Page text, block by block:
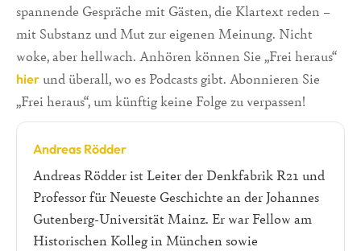
spannende Gespräche mit Gästen, die Klartext reden –
mit Substanz und Mut zur eigenen Meinung. Nicht
woke, aber hellwach. Anhören können Sie „Frei heraus“
hier und überall, wo es Podcasts gibt. Abonnieren Sie
„Frei heraus“, um künftig keine Folge zu verpassen!
Andreas Rödder
Andreas Rödder ist Leiter der Denkfabrik R21 und
Professor für Neueste Geschichte an der Johannes
Gutenberg-Universität Mainz. Er war Fellow am
Historischen Kolleg in München sowie